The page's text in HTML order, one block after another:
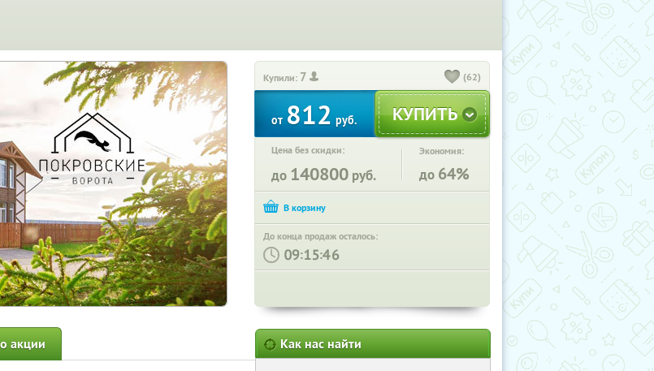
Купили: 7 (62)
от812руб.
Цена без скидки:
до 140800 руб.
Экономия:
до 64%
До конца продаж осталось:
: :
акции Как нас найти